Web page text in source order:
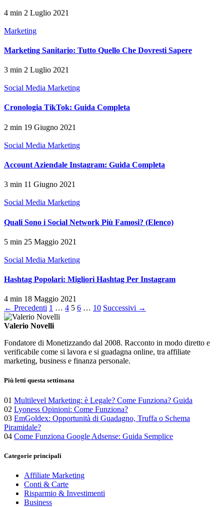
4 min 2 Luglio 2021
Marketing
Marketing Sanitario: Tutto Quello Che Dovresti Sapere
3 min 2 Luglio 2021
Social Media Marketing
Cronologia TikTok: Guida Completa
2 min 19 Giugno 2021
Social Media Marketing
Account Aziendale Instagram: Guida Completa
3 min 11 Giugno 2021
Social Media Marketing
Quali Sono i Social Network Più Famosi? (Elenco)
5 min 25 Maggio 2021
Social Media Marketing
Hashtag Popolari: Migliori Hashtag Per Instagram
4 min 18 Maggio 2021
Paginazione
degli
articoli
← Precedenti 1 … 4 5 6 … 10 Successivi →
Valerio Novelli
Fondatore di Monetizzando dal 2008. Racconto in modo diretto e
verificabile come si lavora e si guadagna online, tra affiliate
marketing, business e finanza personale.
Più letti questa settimana
01 Multilevel Marketing: è Legale? Come Funziona? Guida
02 Lyoness Opinioni: Come Funziona?
03 EmGoldex: Opportunità di Guadagno, Truffa o Schema
Piramidale?
04 Come Funziona Google Adsense: Guida Semplice
Categorie principali
Affiliate Marketing
Conti & Carte
Risparmio & Investimenti
Business